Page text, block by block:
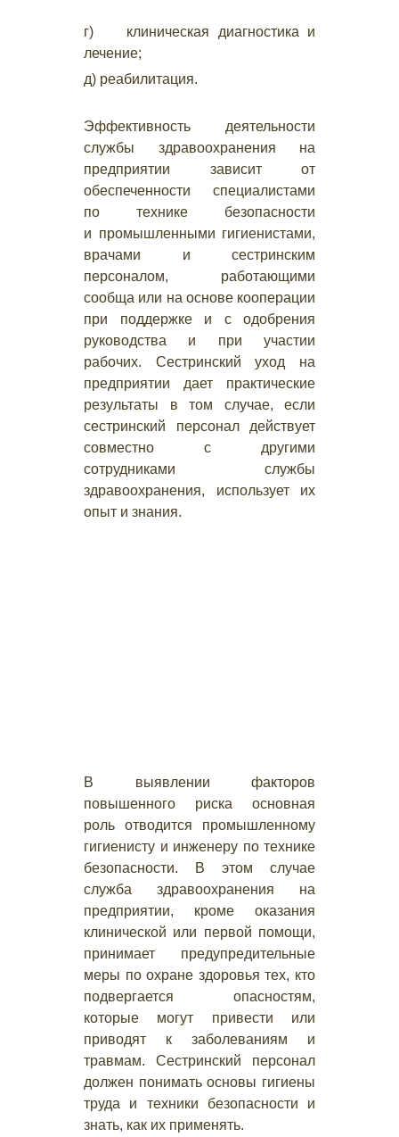
г) клиническая диагностика и
лечение;
д) реабилитация.
Эффективность деятельности
службы здравоохранения на
предприятии зависит от
обеспеченности специалистами
по технике безопасности
и промышленными гигиенистами,
врачами и сестринским
персоналом, работающими
сообща или на основе кооперации
при поддержке и с одобрения
руководства и при участии
рабочих. Сестринский уход на
предприятии дает практические
результаты в том случае, если
сестринский персонал действует
совместно с другими
сотрудниками службы
здравоохранения, использует их
опыт и знания.
В выявлении факторов
повышенного риска основная
роль отводится промышленному
гигиенисту и инженеру по технике
безопасности. В этом случае
служба здравоохранения на
предприятии, кроме оказания
клинической или первой помощи,
принимает предупредительные
меры по охране здоровья тех, кто
подвергается опасностям,
которые могут привести или
приводят к заболеваниям и
травмам. Сестринский персонал
должен понимать основы гигиены
труда и техники безопасности и
знать, как их применять.